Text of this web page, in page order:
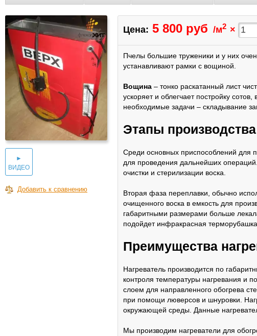
►
ВИДЕО
Добавить к сравнению
Цена: 5 800 руб /м2 ×
Пчелы большие труженики и у них
устанавливают рамки с вощиной.
Вощина – тонко раскатанный лист
ускоряет и облегчает постройку
необходимые задачи – складывание
Этапы
Среди основных приспособлений для
для проведения дальнейших
очистки и стерилизации воска.
Вторая фаза переплавки, обычно
очищенного воска в емкость для
габаритными размерами больше
подойдет инфракрасная
Преимущества
Нагреватель производится по
контроля температуры нагревания и
слоем для направленного обогрева
при помощи люверсов и шнуровки.
окружающей среды. Данные
Мы производим нагреватели для